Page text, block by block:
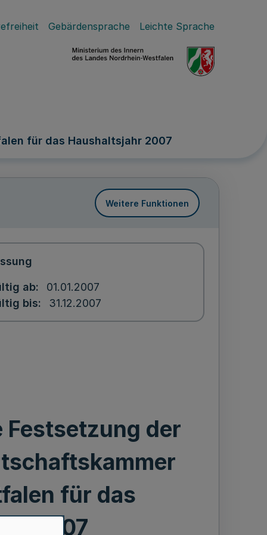
Gebärdensprache Leichte Sprache
für das Haushaltsjahr 2007
Weitere Funktionen
ab
01.01.2007
bis
31.12.2007
Festsetzung der
für das
2007